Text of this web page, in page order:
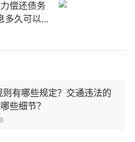
偿还债务
多久可以
有哪些规定？交通违法的
些细节？